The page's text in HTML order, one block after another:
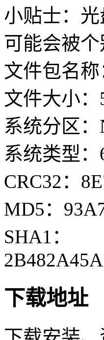
小贴士：
可能会被
文件包名称
文件大小：
系统分区：
系统类型：
CRC32：
MD5：
SHA1：
下载地址